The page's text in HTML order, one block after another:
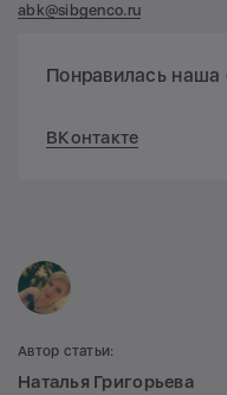
abk@sibgenco.ru
Понравилась наша
ВКонтакте
Автор статьи:
Наталья Григорьева